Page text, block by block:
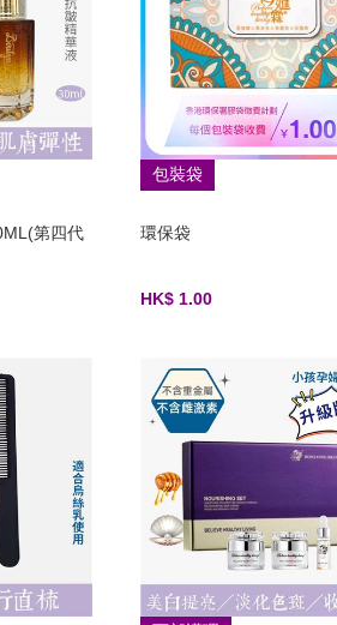
第四代
包裝袋
環保袋
HK$ 1.00